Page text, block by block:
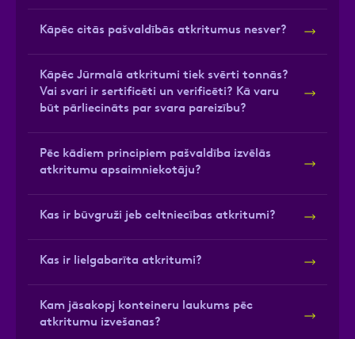
Kāpēc citās pašvaldībās atkritumus nesver?
Kāpēc Jūrmalā atkritumi tiek svērti tonnās?
Vai svari ir sertificēti un verificēti? Kā varu
būt pārliecināts par svara pareizību?
Pēc kādiem principiem pašvaldība izvēlās
atkritumu apsaimniekotāju?
Kas ir būvgruži jeb celtniecības atkritumi?
Kas ir lielgabarīta atkritumi?
Kam jāsakopj konteineru laukums pēc
atkritumu izvešanas?